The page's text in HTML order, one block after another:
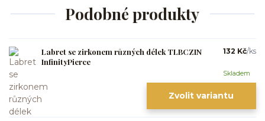
Podobné produkty
Labret se zirkonem různých délek TLBCZIN
InfinityPierce
132 Kč/ks
Skladem
Zvolit variantu